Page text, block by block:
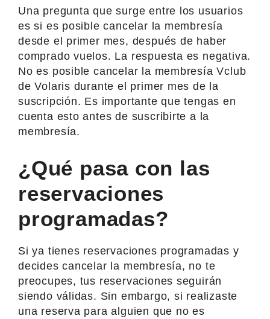
Una pregunta que surge entre los usuarios
es si es posible cancelar la membresía
desde el primer mes, después de haber
comprado vuelos. La respuesta es negativa.
No es posible cancelar la membresía Vclub
de Volaris durante el primer mes de la
suscripción. Es importante que tengas en
cuenta esto antes de suscribirte a la
membresía.
¿Qué pasa con las
reservaciones
programadas?
Si ya tienes reservaciones programadas y
decides cancelar la membresía, no te
preocupes, tus reservaciones seguirán
siendo válidas. Sin embargo, si realizaste
una reserva para alguien que no es